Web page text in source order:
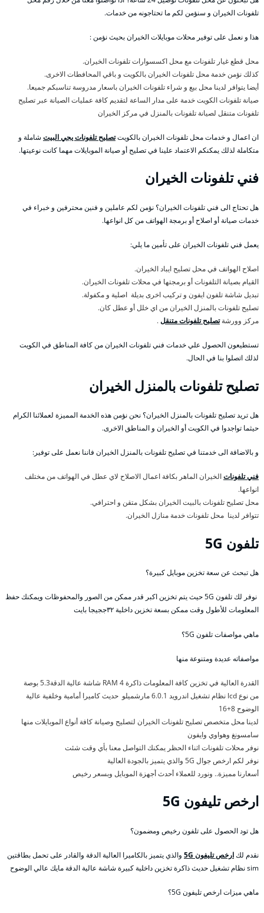
تلفونات الخيران و سنؤمن لكم ما تحتاجونه من خدمات.
هذا و نعمل على توفير محلات موبايلات الخيران بحيث نؤمن :
محل قطع غيار تلفونات مع محل اكسسوارات تلفونات الخيران.
كذلك نؤمن خدمة محل تلفونات الخيران بالكويت و باقي المحافطات الاخرى.
أيضا يتوافر لدينا محل بيع و شراء تلفونات الخيران باسعار مدروسة تناسبكم جميعا.
صيانة تلفونات الكويت خدمة على مدار الساعة لتقديم كافة عمليات الصيانة عبر تصليح
تلفونات متنقل لصيانة تلفونات بالمنزل في مركز الخيران
ان اعمال و خدمات محل تلفونات الخيران بالكويتتصليح تلفونات يجي البيت شاملة و
متكاملة لذلك يمكنكم الاعتماد علينا في تصليح أو صيانة الموبايلات مهما كانت نوعيتها.
فني تلفونات الخيران
هل تحتاج الى فني تلفونات الخيران؟ نؤمن لكم عاملين و فنين محترفين و خبراء في
خدمات صيانة أو اصلاح أو برمجة الهواتف من كل انواعها.
يعمل فني تلفونات الخيران على تأمين ما يلي:
اصلاح الهواتف في محل تصليح ايباد الخيران.
القيام بصيانة التلفونات أو برمجتها في محلات تلفونات الخيران.
تبديل شاشة تلفون ايفون و تركيب اخرى بديلة اصلية و مكفولة.
تصليح تلفونات بالمنزل الخيران من اي خلل أو عطل كان.
مركز وورشةتصليح تلفونات متنقل.
تستطيعون الحصول علي خدمات فني تلفونات الخيران من كافة المناطق في الكويت
لذلك اتصلوا بنا في الحال.
تصليح تلفونات بالمنزل الخيران
هل تريد تصليح تلفونات بالمنزل الخيران؟ نحن نؤمن هذه الخدمة المميزة لعملائنا الكرام
حيثما تواجدوا في الكويت أو الخيران و المناطق الاخرى.
و بالاضافة الى خدمتنا في تصليح تلفونات بالمنزل الخيران فاننا نعمل على توفير:
فني تلفوناتالخيران الماهر بكافة اعمال الاصلاح لاي عطل في الهواتف من مختلف
انواعها.
محل تصليح تلفونات بالبيت الخيران بشكل متقن و احترافي.
تتوافر لدينا محل تلفونات خدمة منازل الخيران.
تلفون 5G
هل تبحث عن سعة تخزين موبايل كبيرة؟
نوفر لك تلفون 5G حيث يتم تخزين اكبر قدر ممكن من الصور والمحفوظات ويمكنك حفظ
المعلومات للأطول وقت ممكن بسعة تخزين داخلية ٣٢ججيجا بايت
ماهي مواصفات تلفون 5G؟
مواصفاته عديدة ومتنوعة منها
القدرة العالية في تخزين كافة المعلومات ذاكرة RAM 4 شاشة عالية الدقة5.3 بوصة
من نوع lcd نظام تشغيل اندرويد 6.0.1 مارشميلو حديث كاميرا أمامية وخلفية عالية
الوضوح 8+16
لدينا محل متخصص تصليح تلفونات الخيران لتصليح وصيانة كافة أنواع الموبايلات منها
سامسونغ وهواوي وايفون
نوفر محلات تلفونات اثناء الحظر يمكنك التواصل معنا بأي وقت شئت
نوفر لكم ارخص جوال 5G والذي يتميز بالجودة العالية
أسعارنا مميزة.. ونورد للعملاء أحدث أجهزة الموبايل وبسعر رخيص
ارخص تليفون 5G
هل تود الحصول على تلفون رخيص ومضمون؟
نقدم لكارخص تليفون 5G
والذي يتميز بالكاميرا العالية الدقة والقادر على تحمل بطاقتين
sim نظام تشغيل حديث ذاكرة تخزين داخلية كبيرة شاشة عالية الدقة مايك عالي الوضوح
ماهي ميزات ارخص تليفون 5G؟